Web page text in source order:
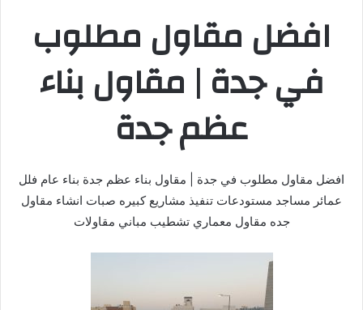
افضل مقاول مطلوب
في جدة | مقاول بناء
عظم جدة
افضل مقاول مطلوب في جدة | مقاول بناء عظم جدة بناء عام فلل
عمائر مساجد مستودعات تنفيذ مشاريع كبيره صبات انشاء مقاول
جده مقاول معماري تشطيب مباني مقاولات